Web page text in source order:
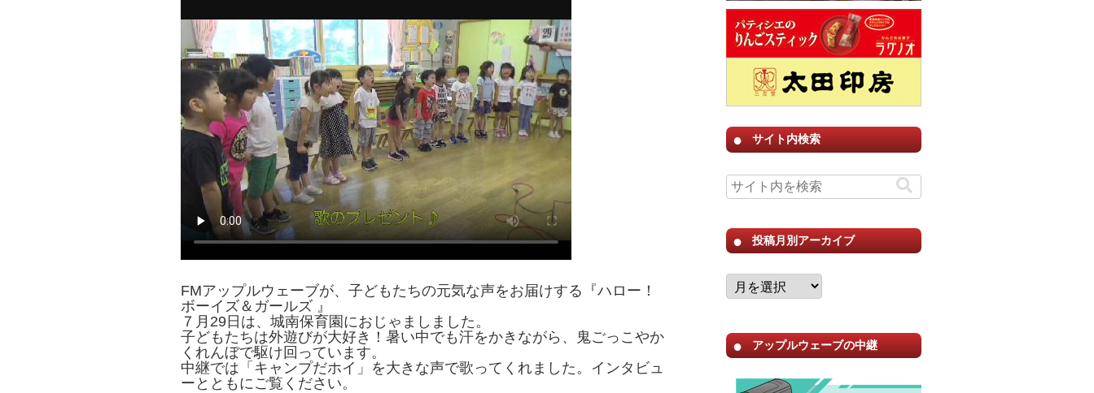
FMアップルウェーブが、子どもたちの元気な声をお届けする『ハロー！
ボーイズ＆ガールズ 』
７月29日は、城南保育園におじゃましました。
子どもたちは外遊びが大好き！暑い中でも汗をかきながら、鬼ごっこやか
くれんぼで駆け回っています。
中継では「キャンプだホイ」を大きな声で歌ってくれました。インタビュ
ーとともにご覧ください。
サイト内検索
投稿月別アーカイブ
アップルウェーブの中継